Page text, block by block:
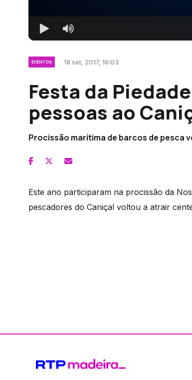
EVENTOS 18 set, 2017, 16:03
Festa da
pessoas ao
Procissão marítima de barcos de pesca
Este ano participaram na procissão da
pescadores do Caniçal voltou a atrair